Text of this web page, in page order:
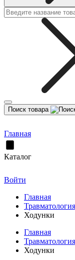
Поиск товара
Главная
Каталог
Войти
Главная
Ходунки
Главная
Ходунки